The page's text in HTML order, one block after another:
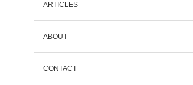
ARTICLES
ABOUT
CONTACT